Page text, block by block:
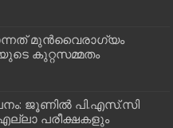
മുന്‍വൈരാഗ്യം
കുറ്റസമ്മതം
ജൂണില്‍ പി.എസ്.സി
പരീക്ഷകളും